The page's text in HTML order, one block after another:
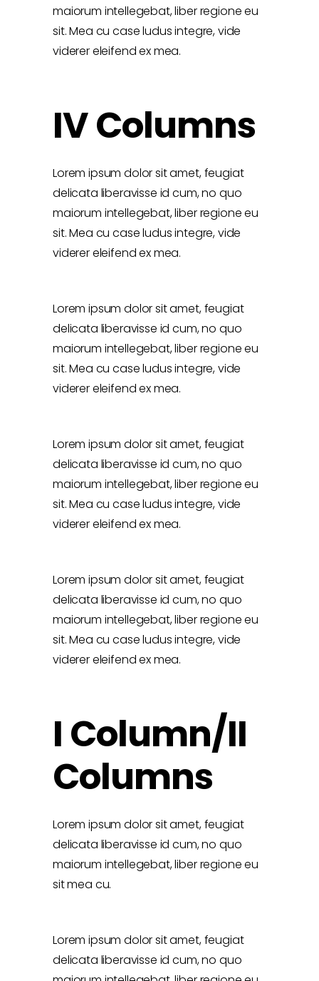
maiorum intellegebat, liber regione eu
sit. Mea cu case ludus integre, vide
viderer eleifend ex mea.
IV Columns
Lorem ipsum dolor sit amet, feugiat
delicata liberavisse id cum, no quo
maiorum intellegebat, liber regione eu
sit. Mea cu case ludus integre, vide
viderer eleifend ex mea.
Lorem ipsum dolor sit amet, feugiat
delicata liberavisse id cum, no quo
maiorum intellegebat, liber regione eu
sit. Mea cu case ludus integre, vide
viderer eleifend ex mea.
Lorem ipsum dolor sit amet, feugiat
delicata liberavisse id cum, no quo
maiorum intellegebat, liber regione eu
sit. Mea cu case ludus integre, vide
viderer eleifend ex mea.
Lorem ipsum dolor sit amet, feugiat
delicata liberavisse id cum, no quo
maiorum intellegebat, liber regione eu
sit. Mea cu case ludus integre, vide
viderer eleifend ex mea.
I Column/II
Columns
Lorem ipsum dolor sit amet, feugiat
delicata liberavisse id cum, no quo
maiorum intellegebat, liber regione eu
sit mea cu.
Lorem ipsum dolor sit amet, feugiat
delicata liberavisse id cum, no quo